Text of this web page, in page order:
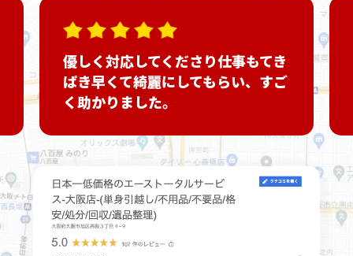
優しく対応してくださり仕事もてき
ぱき早くて綺麗にしてもらい、すご
く助かりました。